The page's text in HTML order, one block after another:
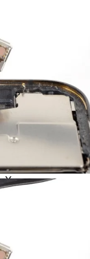
Кешбэк за
₽
Уточняйте
Нашли дешевле?
Хочу в подарок
Самаре